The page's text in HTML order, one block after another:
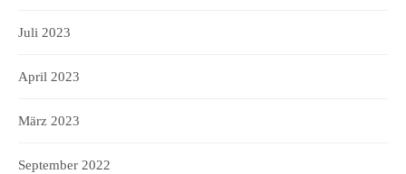
Juli 2023
April 2023
März 2023
September 2022